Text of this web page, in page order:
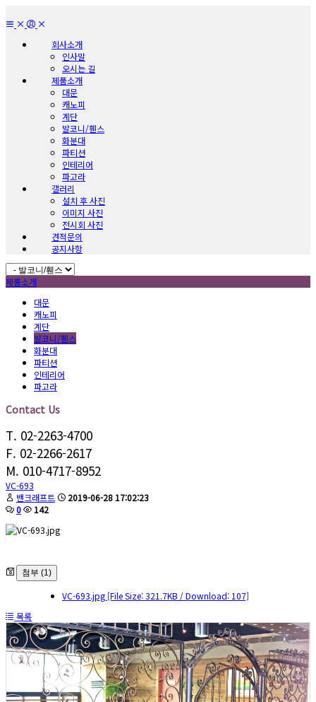
회사소개
인사말
오시는 길
제품소개
대문
캐노피
계단
발코니/휀스
화분대
파티션
인테리어
파고라
갤러리
설치 후 사진
이미지 사진
전시회 사진
견적문의
공지사항
제품소개
대문
캐노피
계단
발코니/휀스
화분대
파티션
인테리어
파고라
Contact Us
T. 02-2263-4700
F. 02-2266-2617
M. 010-4717-8952
VC-693
밴크래프트
2019-06-28 17:02:23
0
142
첨부 (1)
VC-693.jpg [File Size: 321.7KB / Download: 107]
목록